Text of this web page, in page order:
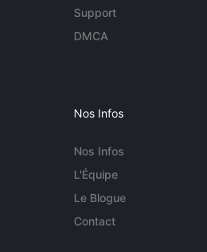
Support
DMCA
Nos Infos
Nos Infos
L'Équipe
Le Blogue
Contact